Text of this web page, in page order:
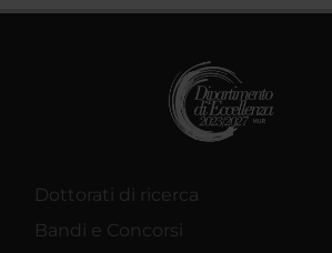
Dottorati di ricerca
Bandi e Concorsi